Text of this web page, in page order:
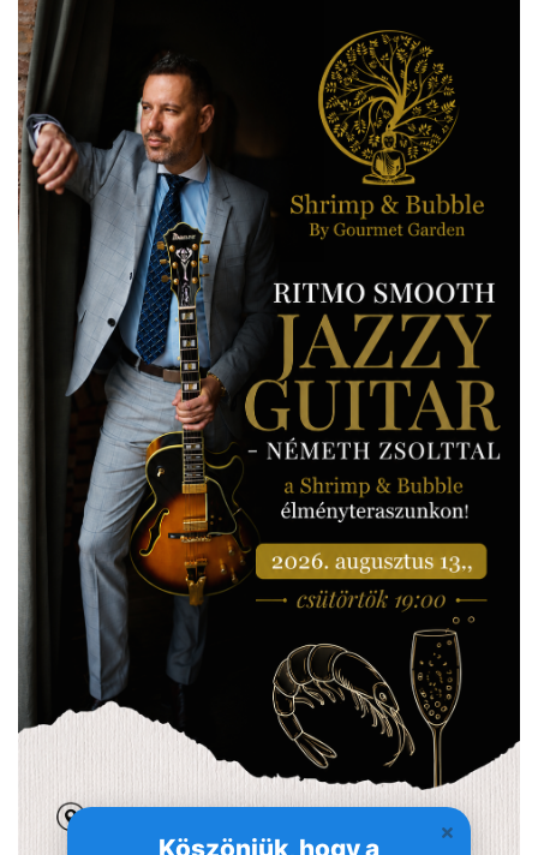
Köszönjük, hogy a